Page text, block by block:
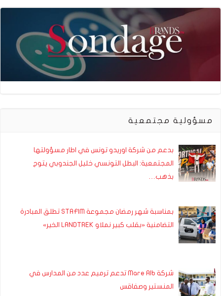
مسؤولية مجتمعية
بدعم من شركة اوريدو تونس في اطار مسؤولتها
المجتمعية: البطل التونسي خليل الجندوبي يتوج
بذهب…
بمناسبة شهر رمضان مجموعة STAFIM تطلق المبادرة
التضامنية «بقلب كبير نملاو LANDTREK الخير»
شركة Mare Alb تدعم ترميم عدد من المدارس في
المنستير وصفاقس